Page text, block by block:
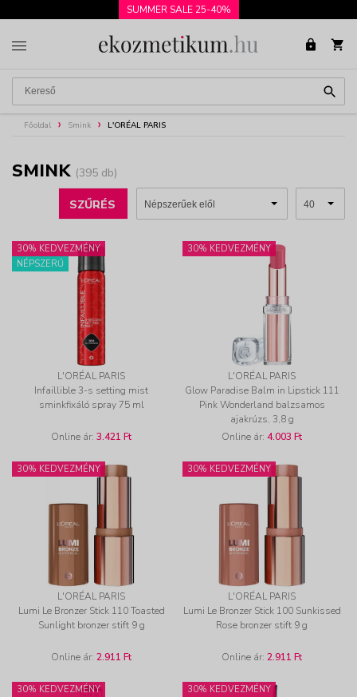
SUMMER SALE 25-40%
Főoldal Smink L'ORÉAL PARIS
SMINK (395 db)
SZŰRÉS
30% KEDVEZMÉNY
NÉPSZERŰ
L'ORÉAL PARIS
Infaillible 3-s setting mist
sminkfixáló spray 75 ml
Online ár: 3.421 Ft
30% KEDVEZMÉNY
L'ORÉAL PARIS
Glow Paradise Balm in Lipstick 111
Pink Wonderland balzsamos
ajakrúzs, 3,8 g
Online ár: 4.003 Ft
30% KEDVEZMÉNY
L'ORÉAL PARIS
Lumi Le Bronzer Stick 110 Toasted
Sunlight bronzer stift 9 g
Online ár: 2.911 Ft
30% KEDVEZMÉNY
L'ORÉAL PARIS
Lumi Le Bronzer Stick 100 Sunkissed
Rose bronzer stift 9 g
Online ár: 2.911 Ft
30% KEDVEZMÉNY
30% KEDVEZMÉNY